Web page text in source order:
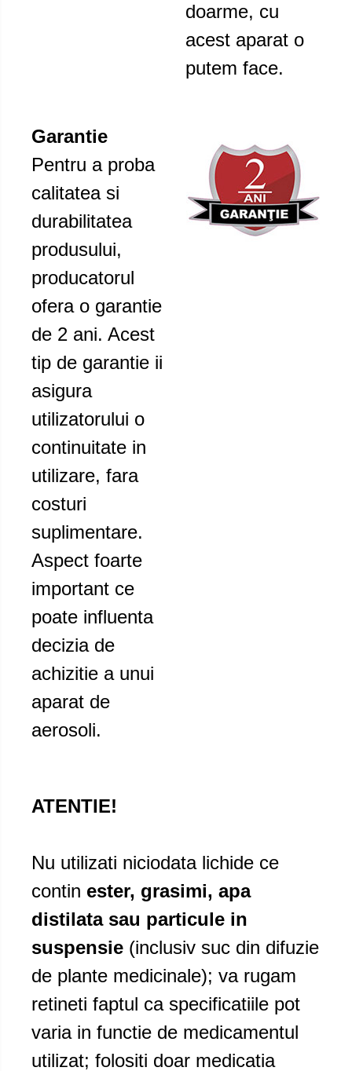
doarme, cu
acest aparat o
putem face.
Garantie
Pentru a proba
calitatea si
durabilitatea
produsului,
producatorul
ofera o garantie
de 2 ani. Acest
tip de garantie ii
asigura
utilizatorului o
continuitate in
utilizare, fara
costuri
suplimentare.
Aspect foarte
important ce
poate influenta
decizia de
achizitie a unui
aparat de
aerosoli.
ATENTIE!
Nu utilizati niciodata lichide ce
contin ester, grasimi, apa
distilata sau particule in
suspensie (inclusiv suc din difuzie
de plante medicinale); va rugam
retineti faptul ca specificatiile pot
varia in functie de medicamentul
utilizat; folositi doar medicatia